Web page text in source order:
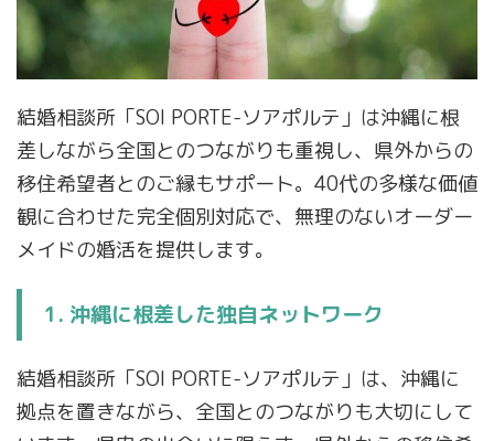
結婚相談所「SOI PORTE-ソアポルテ」は沖縄に根
差しながら全国とのつながりも重視し、県外からの
移住希望者とのご縁もサポート。40代の多様な価値
観に合わせた完全個別対応で、無理のないオーダー
メイドの婚活を提供します。
1. 沖縄に根差した独自ネットワーク
結婚相談所「SOI PORTE-ソアポルテ」は、沖縄に
拠点を置きながら、全国とのつながりも大切にして